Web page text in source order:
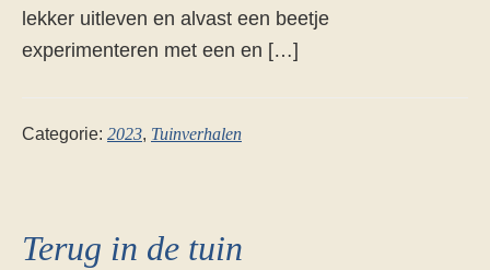
lekker uitleven en alvast een beetje
experimenteren met een en […]
Categorie: 2023, Tuinverhalen
Terug in de tuin